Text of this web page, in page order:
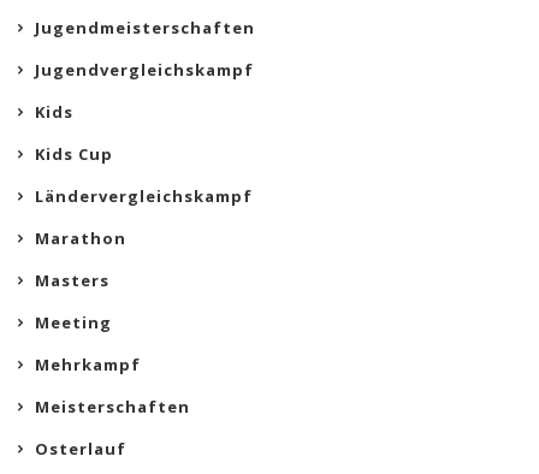
Jugendmeisterschaften
Jugendvergleichskampf
Kids
Kids Cup
Ländervergleichskampf
Marathon
Masters
Meeting
Mehrkampf
Meisterschaften
Osterlauf